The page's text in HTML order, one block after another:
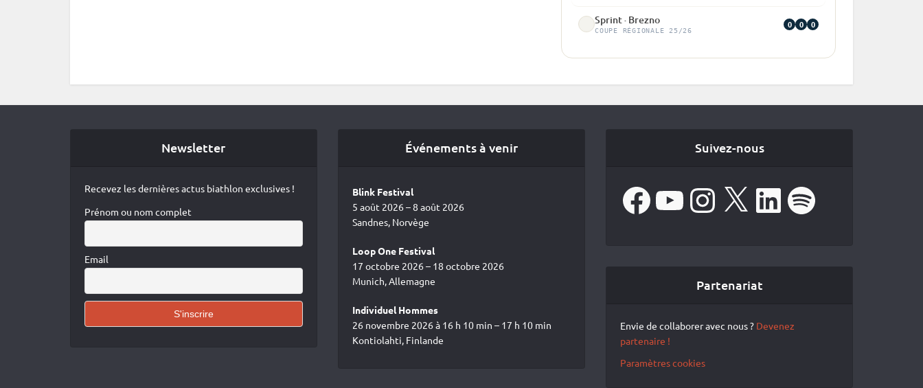
Sprint · Brezno
COUPE RÉGIONALE 25/26
0 0 0
Newsletter
Recevez les dernières actus biathlon exclusives !
Prénom ou nom complet
Email
Événements à venir
Blink Festival
5 août 2026 – 8 août 2026
Sandnes, Norvège
Loop One Festival
17 octobre 2026 – 18 octobre 2026
Munich, Allemagne
Individuel Hommes
26 novembre 2026 à 16 h 10 min – 17 h 10 min
Kontiolahti, Finlande
Suivez-nous
FacebookYouTube Instagram
X LinkedIn Spotify
Partenariat
Envie de collaborer avec nous ? Devenez
partenaire !
Paramètres cookies